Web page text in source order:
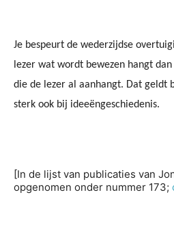
Je bespeurt de wederzijdse
lezer wat wordt bewezen hangt
die de lezer al aanhangt. Dat geldt
sterk ook bij ideeëngeschiedenis.
[In de lijst van publicaties van
opgenomen onder nummer 173;